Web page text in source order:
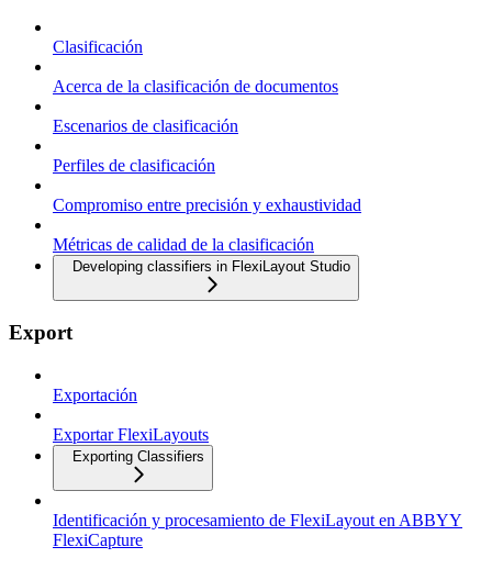
Clasificación
Acerca de la clasificación de documentos
Escenarios de clasificación
Perfiles de clasificación
Compromiso entre precisión y exhaustividad
Métricas de calidad de la clasificación
Developing classifiers in FlexiLayout Studio
Export
Exportación
Exportar FlexiLayouts
Exporting Classifiers
Identificación y procesamiento de FlexiLayout en ABBYY
FlexiCapture